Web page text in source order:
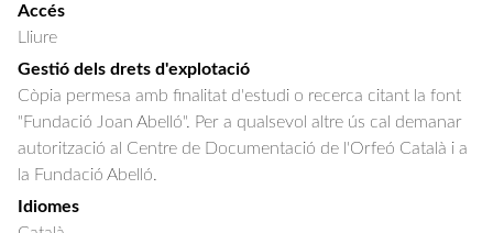
Accés
Lliure
Gestió dels drets d'explotació
Còpia permesa amb finalitat d'estudi o recerca citant la font
"Fundació Joan Abelló". Per a qualsevol altre ús cal demanar
autorització al Centre de Documentació de l'Orfeó Català i a
la Fundació Abelló.
Idiomes